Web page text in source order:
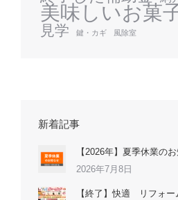
美味しいお菓
見学 鍵・カギ 風除室
新着記事
【2026年】夏季休業の
2026年7月8日
【終了】快適 リフォー